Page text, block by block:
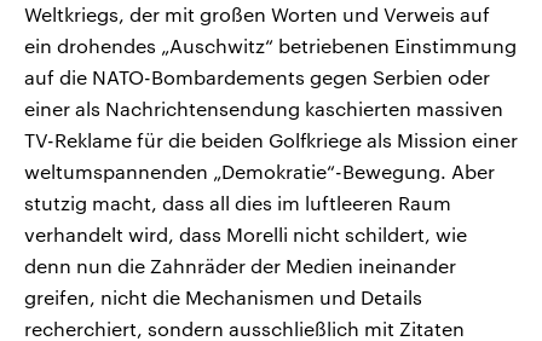
Weltkriegs, der mit großen Worten und Verweis auf
ein drohendes „Auschwitz“ betriebenen Einstimmung
auf die NATO-Bombardements gegen Serbien oder
einer als Nachrichtensendung kaschierten massiven
TV-Reklame für die beiden Golfkriege als Mission einer
weltumspannenden „Demokratie“-Bewegung. Aber
stutzig macht, dass all dies im luftleeren Raum
verhandelt wird, dass Morelli nicht schildert, wie
denn nun die Zahnräder der Medien ineinander
greifen, nicht die Mechanismen und Details
recherchiert, sondern ausschließlich mit Zitaten